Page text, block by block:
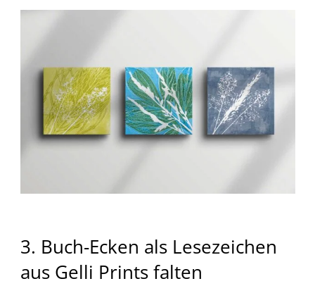
3. Buch-Ecken als Lesezeichen
aus Gelli Prints falten